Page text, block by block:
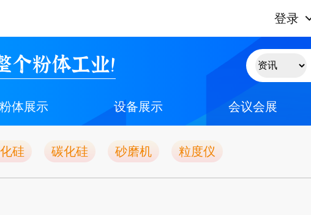
登录
粉体工业！
粉体展示 设备展示 会议会展
硅 碳化硅 砂磨机 粒度仪